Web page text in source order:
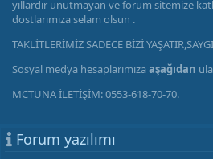
yıllardır unutmayan ve forum sitemize
dostlarımıza selam olsun .
TAKLİTLERİMİZ SADECE BİZİ
Sosyal medya hesaplarımızaaşağıdan
MCTUNA İLETİŞİM: 0553-618-70-70.
Forum yazılımı